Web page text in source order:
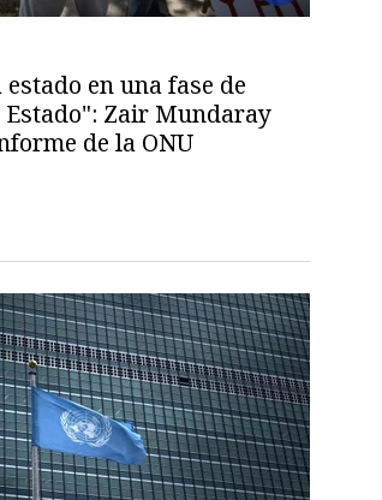
estado en una fase de
Zair Mundaray
de la ONU